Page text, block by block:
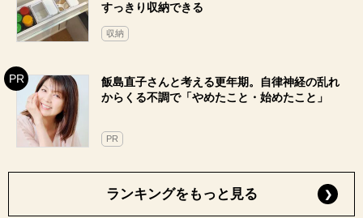
すっきり収納できる
収納
飯島直子さんと考える更年期。自律神経の乱れ
からくる不調で「やめたこと・始めたこと」
PR
ランキングをもっと見る